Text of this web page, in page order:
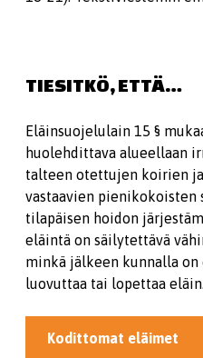
TIESITKÖ, ETTÄ…
Eläinsuojelulain 15 §
huolehdittava alueellaan
talteen otettujen koirien
vastaavien pienikokoisten
tilapäisen hoidon
eläintä on säilytettävä
minkä jälkeen kunnalla
luovuttaa tai lopettaa eläin.
Kodittomat eläimet